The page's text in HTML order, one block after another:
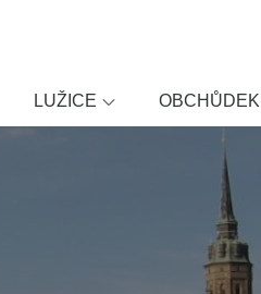
LUŽICE OBCHŮDEK